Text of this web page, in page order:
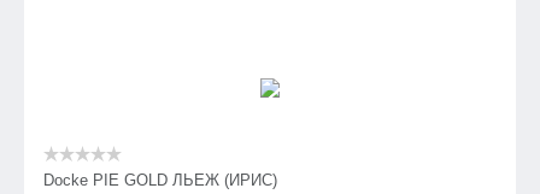
Docke PIE GOLD ЛЬЕЖ (ИРИС)